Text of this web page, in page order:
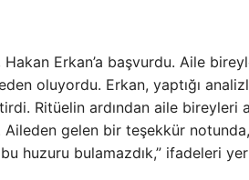
Erkan’a başvurdu. Aile
oluyordu. Erkan, yaptığı
Ritüelin ardından aile bireyleri
gelen bir teşekkür
huzuru bulamazdık,” ifadeleri yer